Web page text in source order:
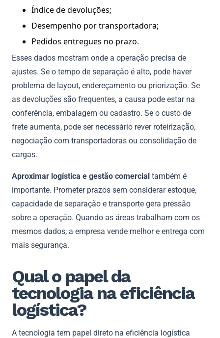
Índice de devoluções;
Desempenho por transportadora;
Pedidos entregues no prazo.
Esses dados mostram onde a operação precisa de
ajustes. Se o tempo de separação é alto, pode haver
problema de layout, endereçamento ou priorização. Se
as devoluções são frequentes, a causa pode estar na
conferência, embalagem ou cadastro. Se o custo de
frete aumenta, pode ser necessário rever roteirização,
negociação com transportadoras ou consolidação de
cargas.
Aproximar logística e gestão comercial também é
importante. Prometer prazos sem considerar estoque,
capacidade de separação e transporte gera pressão
sobre a operação. Quando as áreas trabalham com os
mesmos dados, a empresa vende melhor e entrega com
mais segurança.
Qual o papel da
tecnologia na eficiência
logística?
A tecnologia tem papel direto na eficiência logística